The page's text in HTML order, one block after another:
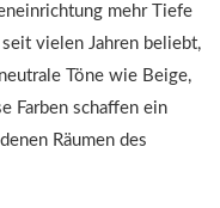
mehr Tiefe
vielen Jahren beliebt,
Töne wie Beige,
Farben schaffen ein
Räumen des